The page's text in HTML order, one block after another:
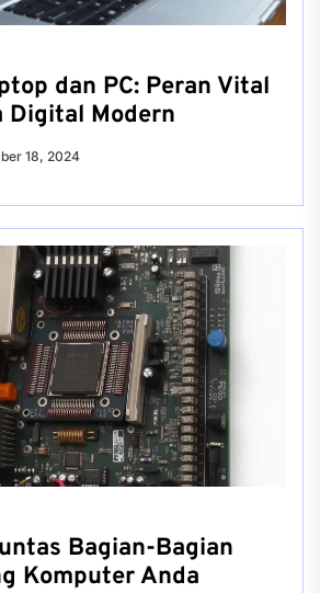
dan PC: Peran Vital
Digital Modern
18, 2024
Bagian-Bagian
Komputer Anda